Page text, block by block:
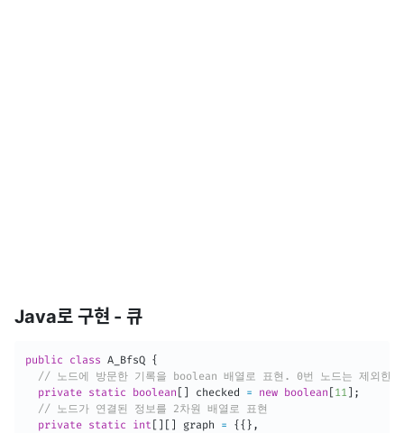
Java로 구현 - 큐
public class A_BfsQ {
// 노드에 방문한 기록을 boolean 배열로 표현. 0번 노드는 제외한
private static boolean checked = new boolean 11
;
// 노드가 연결된 정보를 2차원 배열로 표현
private static int graph = { { } ,